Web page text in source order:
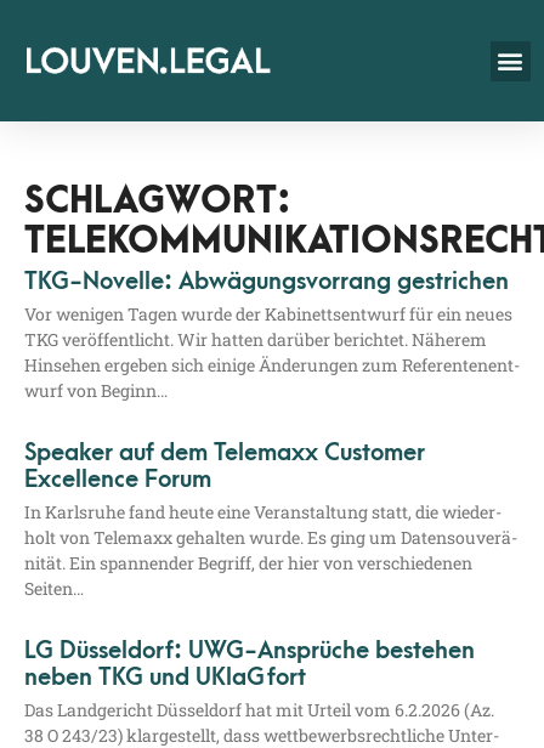
SCHLAGWORT:
TKG-Novelle: Abwägungsvorrang gestrichen
Vor weni­gen Tagen wur­de der Kabi­netts­ent­wurf für ein neu­es
TKG ver­öf­fent­licht. Wir hat­ten dar­über berich­tet. Nähe­rem
Hin­se­hen erge­ben sich eini­ge Ände­run­gen zum Refe­ren­ten­ent­
wurf von Beginn…
Speaker auf dem Telemaxx Customer
Excellence Forum
In Karls­ru­he fand heu­te eine Ver­an­stal­tung statt, die wie­der­
holt von Tele­ma­xx gehal­ten wur­de. Es ging um Daten­sou­ve­rä­
ni­tät. Ein span­nen­der Begriff, der hier von ver­schie­de­nen
Seiten…
LG Düsseldorf: UWG-Ansprüche bestehen
neben TKG und UKlaG fort
Das Land­ge­richt Düs­sel­dorf hat mit Urteil vom 6.2.2026 (Az.
38 O 243/23) klar­ge­stellt, dass wett­be­werbs­recht­li­che Unter­